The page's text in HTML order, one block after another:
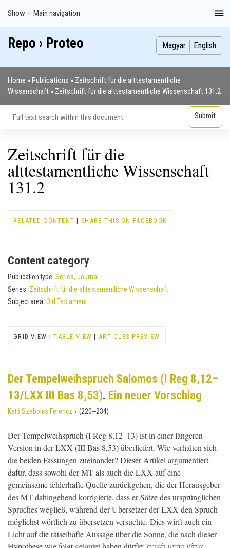
Main
navigation
Show — Main navigation
Index
Publications
Theses
Images
Contributors
Repo › Proteo Magyar English
Breadcrumb
Home Publications
Zeitschrift für die alttestamentliche
Wissenschaft
Zeitschrift für die alttestamentliche Wissenschaft 131.2
Zeitschrift für die
alttestamentliche Wissenschaft
131.2
RELATED CONTENT | SHARE THIS ON FACEBOOK
Content category
Publication type: Series, Journal
Series: Zeitschrift für die alttestamentliche Wissenschaft
Subject area: Old Testament
GRID VIEW |TABLE VIEW | ARTICLES PREVIEW
Der Tempelweihspruch Salomos (I Reg 8,12–
13/LXX III Bas 8,53). Ein neuer Vorschlag
Kató Szabolcs Ferencz › (220--234)
Der Tempelweihspruch (I Reg 8,12–13) ist in einer längeren
Version in der LXX (III Bas 8,53) überliefert. Wie verhalten sich
die beiden Fassungen zueinander? Dieser Artikel argumentiert
dafür, dass sowohl der MT als auch die LXX auf eine
gemeinsame fehlerhafte Quelle zurückgehen, die der Herausgeber
des MT dahingehend korrigierte, dass er Sätze des ursprünglichen
Spruches wegließ, während der Übersetzer der LXX den Spruch
möglichst wörtlich zu übersetzen versuchte. Dies wirft auch ein
Licht auf die rätselhafte Aussage über die Sonne, die nach dieser